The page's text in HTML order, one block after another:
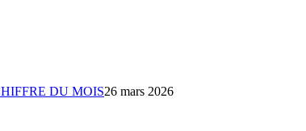
DU MOIS26 mars 2026